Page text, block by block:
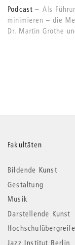
Podcast
Als
minimieren – die
Dr. Martin Grothe
Weitere
Fakultäten
Bildende Kunst
Gestaltung
Musik
Darstellende Kunst
Jazz Institut Berlin